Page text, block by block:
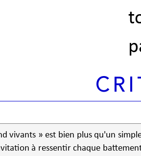
vivants » est bien plus qu'un
à ressentir chaque